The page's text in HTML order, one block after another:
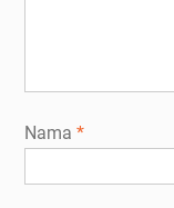
Nama *